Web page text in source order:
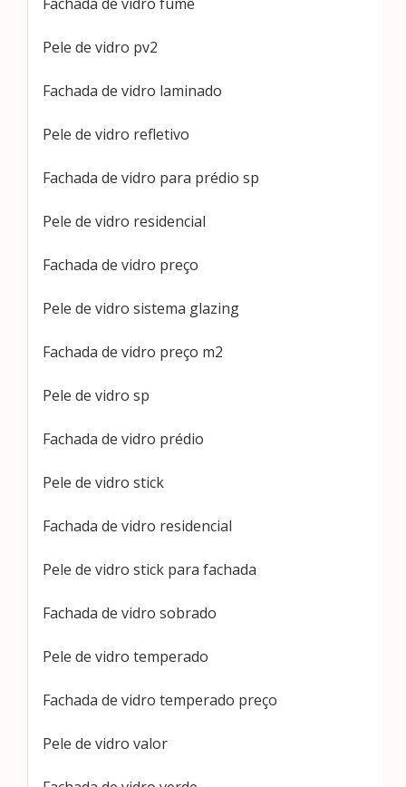
Pele de vidro pv2
Fachada de vidro laminado
Pele de vidro refletivo
Fachada de vidro para prédio sp
Pele de vidro residencial
Fachada de vidro preço
Pele de vidro sistema glazing
Fachada de vidro preço m2
Pele de vidro sp
Fachada de vidro prédio
Pele de vidro stick
Fachada de vidro residencial
Pele de vidro stick para fachada
Fachada de vidro sobrado
Pele de vidro temperado
Fachada de vidro temperado preço
Pele de vidro valor